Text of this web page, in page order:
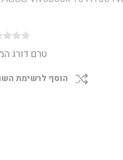
טרם דורג
הוסף לרשימת